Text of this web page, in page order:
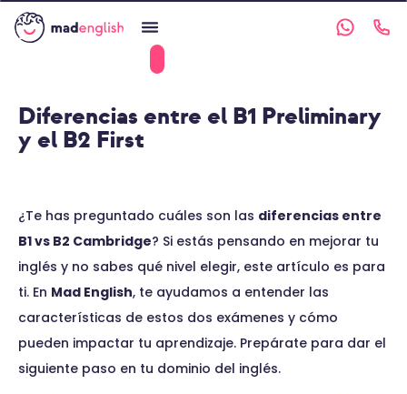
Diferencias entre el B1 Preliminary
y el B2 First
¿Te has preguntado cuáles son las diferencias entre
B1 vs B2 Cambridge? Si estás pensando en mejorar tu
inglés y no sabes qué nivel elegir, este artículo es para
ti. En Mad English, te ayudamos a entender las
características de estos dos exámenes y cómo
pueden impactar tu aprendizaje. Prepárate para dar el
siguiente paso en tu dominio del inglés.